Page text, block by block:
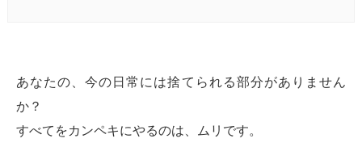
あなたの、今の日常には捨てられる部分がありません
か？
すべてをカンペキにやるのは、ムリです。